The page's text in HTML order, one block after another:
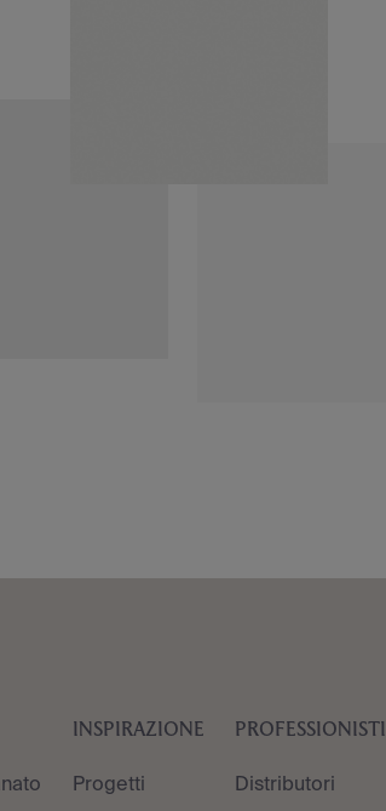
INSPIRAZIONE
Progetti
PROFESSIONISTI
Distributori